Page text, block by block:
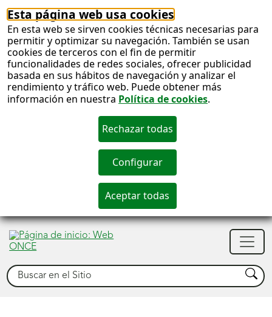
Esta página web usa cookies
En esta web se sirven cookies técnicas necesarias para
permitir y optimizar su navegación. También se usan
cookies de terceros con el fin de permitir
funcionalidades de redes sociales, ofrecer publicidad
basada en sus hábitos de navegación y analizar el
rendimiento y tráfico web. Puede obtener más
información en nuestra Política de cookies.
Buscar Buscar